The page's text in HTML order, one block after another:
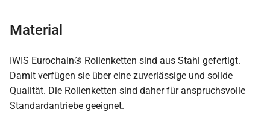
Material
IWIS Eurochain® Rollenketten sind aus Stahl gefertigt.
Damit verfügen sie über eine zuverlässige und solide
Qualität. Die Rollenketten sind daher für anspruchsvolle
Standardantriebe geeignet.